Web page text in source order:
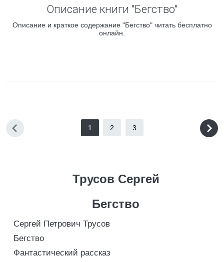
Описание книги "Бегство"
Описание и краткое содержание "Бегство" читать бесплатно
онлайн.
1 2 3
Трусов Сергей
Бегство
Сергей Петрович Трусов
Бегство
Фантастический рассказ